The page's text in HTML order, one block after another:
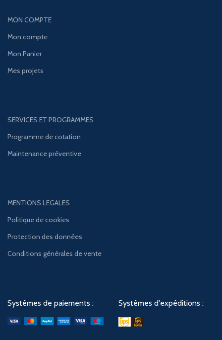
MON COMPTE
Mon compte
Mon Panier
Mes projets
SERVICES ET PROGRAMMES
Programme de cotation
Maintenance préventive
MENTIONS LEGALES
Politique de cookies
Protection des données
Conditions générales de vente
Systèmes de paiements : Systèmes d'expéditions :